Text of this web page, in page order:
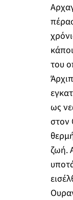
του
ως
στον
ζωή.